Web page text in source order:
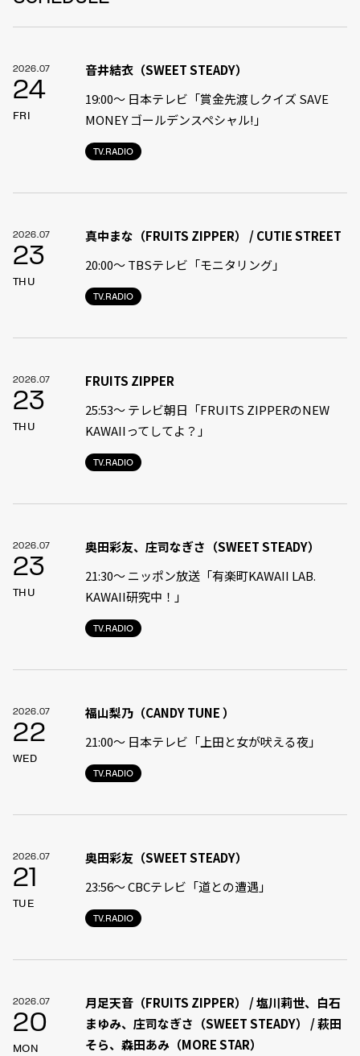
2026.07
24
FRI
TV.RADIO
音井結衣（SWEET STEADY）
19:00〜 日本テレビ「賞金先渡しクイズ SAVE
MONEY ゴールデンスペシャル!」
2026.07
23
THU
TV.RADIO
真中まな（FRUITS ZIPPER） / CUTIE STREET
20:00〜 TBSテレビ「モニタリング」
2026.07
23
THU
TV.RADIO
FRUITS ZIPPER
25:53～ テレビ朝日「FRUITS ZIPPERのNEW
KAWAIIってしてよ？」
2026.07
23
THU
TV.RADIO
奥田彩友、庄司なぎさ（SWEET STEADY）
21:30〜 ニッポン放送「有楽町KAWAII LAB.
KAWAII研究中！」
2026.07
22
WED
TV.RADIO
福山梨乃（CANDY TUNE ）
21:00〜 日本テレビ「上田と女が吠える夜」
2026.07
21
TUE
TV.RADIO
奥田彩友（SWEET STEADY）
23:56〜 CBCテレビ「道との遭遇」
2026.07
20
MON
月足天音（FRUITS ZIPPER） / 塩川莉世、白石
まゆみ、庄司なぎさ（SWEET STEADY） / 萩田
そら、森田あみ（MORE STAR）